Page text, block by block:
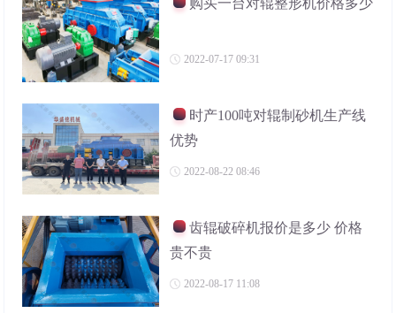
2022-07-17 09:31
时产100吨对辊制砂机生产线
优势
2022-08-22 08:46
齿辊破碎机报价是多少 价格
贵不贵
2022-08-17 11:08